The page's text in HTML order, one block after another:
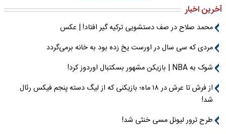
آخرین اخبار
محمد صلاح در صف دستشویی ترکیه گیر افتاد! | عکس
مردی که سی سال در اورست یخ زده بود به خانه برمی‌گردد
شوک به NBA | بازیکن مشهور بسکتبال اوردوز کرد!
از فرش تا عرش در ۱۸ ماه؛ بازیکنی که از لیگ دسته پنجم فیکس رئال
شد!
طرح ترور لیونل مسی خنثی شد!